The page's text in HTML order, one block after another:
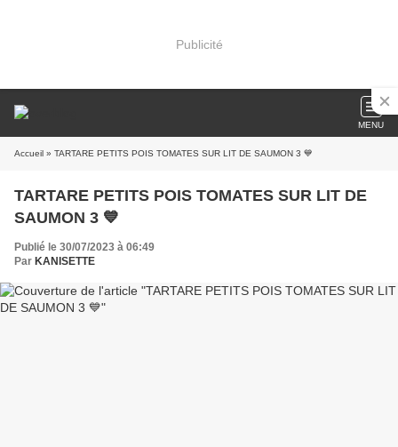
Publicité
MENU
Accueil » TARTARE PETITS POIS TOMATES SUR LIT DE SAUMON 3 💙
TARTARE PETITS POIS TOMATES SUR LIT DE
SAUMON 3 💙
Publié le 30/07/2023 à 06:49
Par KANISETTE